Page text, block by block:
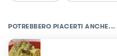
POTREBBERO PIACERTI ANCHE...